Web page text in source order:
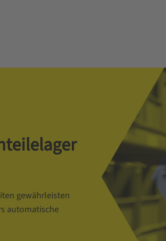
gewährleisten
automatische